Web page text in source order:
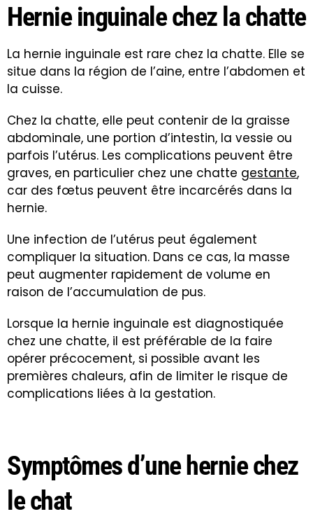
Hernie inguinale chez la chatte
La hernie inguinale est rare chez la chatte. Elle se
situe dans la région de l’aine, entre l’abdomen et
la cuisse.
Chez la chatte, elle peut contenir de la graisse
abdominale, une portion d’intestin, la vessie ou
parfois l’utérus. Les complications peuvent être
graves, en particulier chez une chatte gestante,
car des fœtus peuvent être incarcérés dans la
hernie.
Une infection de l’utérus peut également
compliquer la situation. Dans ce cas, la masse
peut augmenter rapidement de volume en
raison de l’accumulation de pus.
Lorsque la hernie inguinale est diagnostiquée
chez une chatte, il est préférable de la faire
opérer précocement, si possible avant les
premières chaleurs, afin de limiter le risque de
complications liées à la gestation.
Symptômes d’une hernie chez
le chat